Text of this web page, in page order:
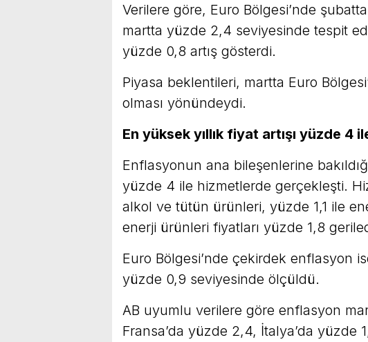
Verilere göre, Euro Bölgesi’nde
martta yüzde 2,4 seviyesinde tespit
yüzde 0,8 artış gösterdi.
Piyasa beklentileri, martta Euro
olması yönündeydi.
En yüksek yıllık fiyat artışı yüzde
Enflasyonun ana bileşenlerine
yüzde 4 ile hizmetlerde gerçekleşti.
alkol ve tütün ürünleri, yüzde 1,1 ile
enerji ürünleri fiyatları yüzde 1,8
Euro Bölgesi’nde çekirdek enflasyon
yüzde 0,9 seviyesinde ölçüldü.
AB uyumlu verilere göre enflasyon
Fransa’da yüzde 2,4, İtalya’da yüzde